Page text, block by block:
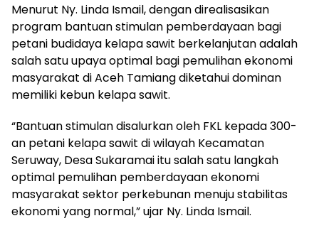
Menurut Ny. Linda Ismail, dengan direalisasikan
program bantuan stimulan pemberdayaan bagi
petani budidaya kelapa sawit berkelanjutan adalah
salah satu upaya optimal bagi pemulihan ekonomi
masyarakat di Aceh Tamiang diketahui dominan
memiliki kebun kelapa sawit.
“Bantuan stimulan disalurkan oleh FKL kepada 300-
an petani kelapa sawit di wilayah Kecamatan
Seruway, Desa Sukaramai itu salah satu langkah
optimal pemulihan pemberdayaan ekonomi
masyarakat sektor perkebunan menuju stabilitas
ekonomi yang normal,” ujar Ny. Linda Ismail.